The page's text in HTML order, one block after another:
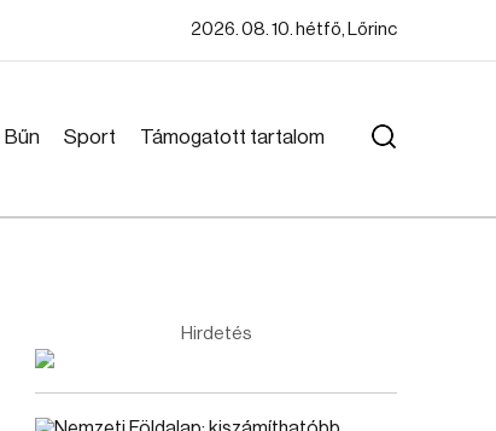
2026. 08. 10. hétfő, Lőrinc
Bűn Sport Támogatott tartalom
Hirdetés